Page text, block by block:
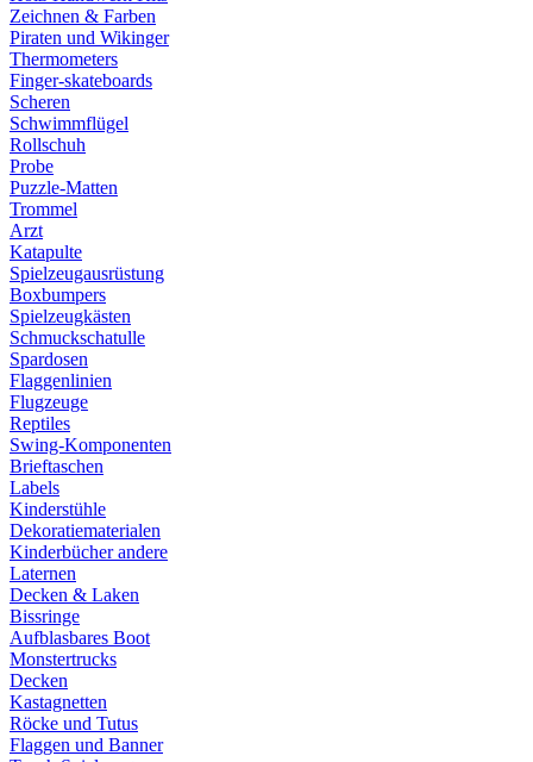
Zeichnen & Farben
Piraten und Wikinger
Thermometers
Finger-skateboards
Scheren
Schwimmflügel
Rollschuh
Probe
Puzzle-Matten
Trommel
Arzt
Katapulte
Spielzeugausrüstung
Boxbumpers
Spielzeugkästen
Schmuckschatulle
Spardosen
Flaggenlinien
Flugzeuge
Reptiles
Swing-Komponenten
Brieftaschen
Labels
Kinderstühle
Dekoratiematerialen
Kinderbücher andere
Laternen
Decken & Laken
Bissringe
Aufblasbares Boot
Monstertrucks
Decken
Kastagnetten
Röcke und Tutus
Flaggen und Banner